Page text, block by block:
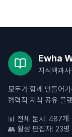
Ewha
지식백과
모두가 함께 만들어가
협력적 지식 공유 플
📊 전체 문서: 487개
👥 활성 편집자: 23명